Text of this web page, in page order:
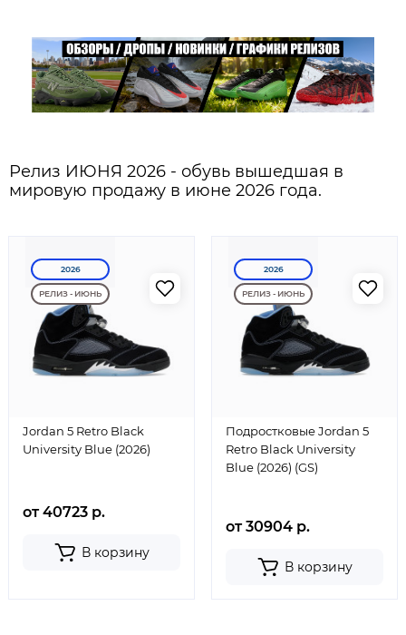
Релиз ИЮНЯ 2026 - обувь вышедшая в
мировую продажу в июне 2026 года.
2026
РЕЛИЗ - ИЮНЬ
Jordan 5 Retro Black
University Blue (2026)
от 40723 р.
В корзину
2026
РЕЛИЗ - ИЮНЬ
Подростковые Jordan 5
Retro Black University
Blue (2026) (GS)
от 30904 р.
В корзину